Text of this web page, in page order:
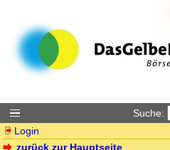
Suche:
Login
zurück zur Hauptseite